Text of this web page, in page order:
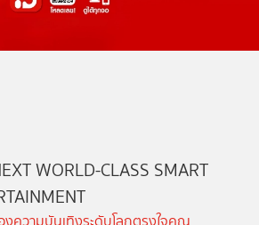
WORLD-CLASS SMART
ความบันเทิงระดับโลกตรงใจคุณ